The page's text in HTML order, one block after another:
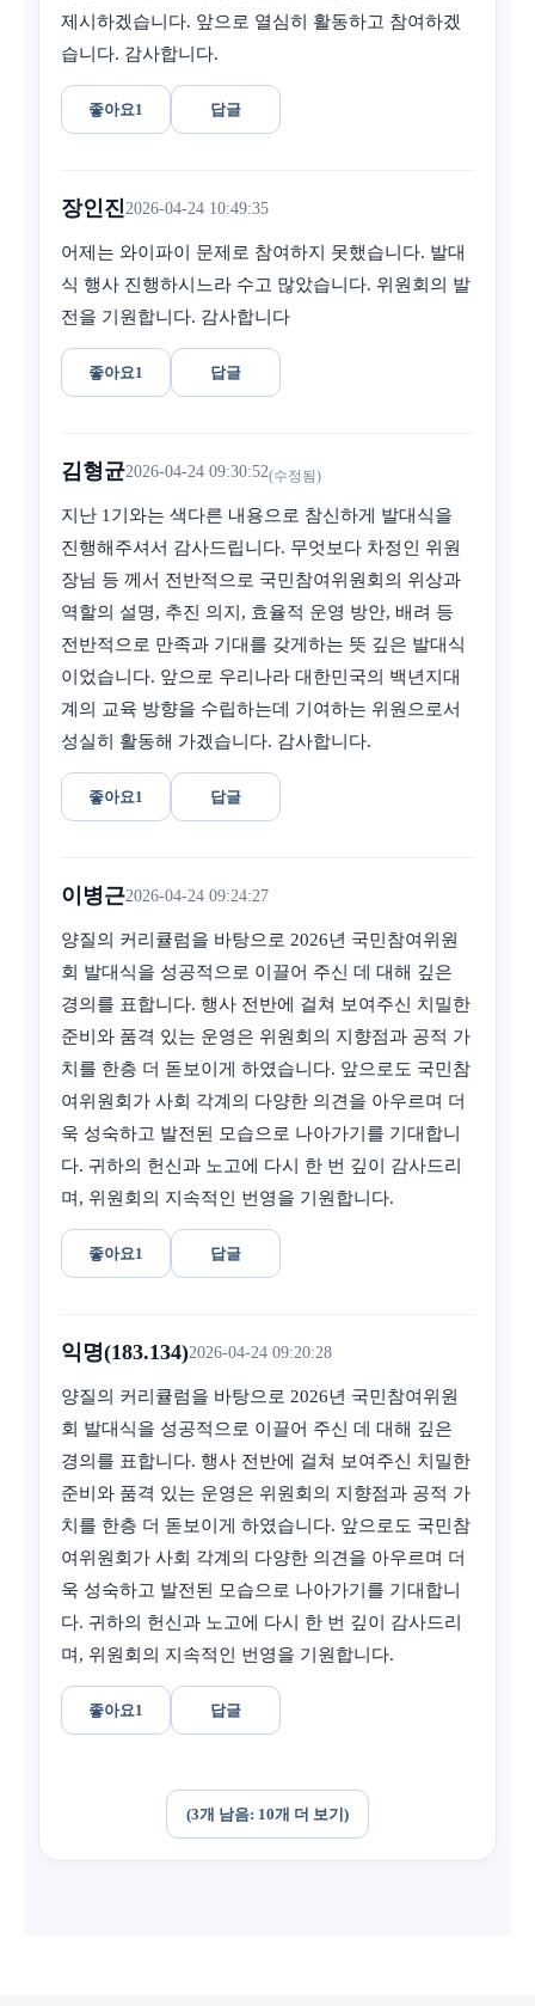
제시하겠습니다. 앞으로 열심히 활동하고 참여하겠
습니다. 감사합니다.
좋아요1 답글
장인진2026-04-24 10:49:35
어제는 와이파이 문제로 참여하지 못했습니다. 발대
식 행사 진행하시느라 수고 많았습니다. 위원회의 발
전을 기원합니다. 감사합니다
좋아요1 답글
김형균2026-04-24 09:30:52(수정됨)
지난 1기와는 색다른 내용으로 참신하게 발대식을
진행해주셔서 감사드립니다. 무엇보다 차정인 위원
장님 등 께서 전반적으로 국민참여위원회의 위상과
역할의 설명, 추진 의지, 효율적 운영 방안, 배려 등
전반적으로 만족과 기대를 갖게하는 뜻 깊은 발대식
이었습니다. 앞으로 우리나라 대한민국의 백년지대
계의 교육 방향을 수립하는데 기여하는 위원으로서
성실히 활동해 가겠습니다. 감사합니다.
좋아요1 답글
이병근2026-04-24 09:24:27
양질의 커리큘럼을 바탕으로 2026년 국민참여위원
회 발대식을 성공적으로 이끌어 주신 데 대해 깊은
경의를 표합니다. 행사 전반에 걸쳐 보여주신 치밀한
준비와 품격 있는 운영은 위원회의 지향점과 공적 가
치를 한층 더 돋보이게 하였습니다. 앞으로도 국민참
여위원회가 사회 각계의 다양한 의견을 아우르며 더
욱 성숙하고 발전된 모습으로 나아가기를 기대합니
다. 귀하의 헌신과 노고에 다시 한 번 깊이 감사드리
며, 위원회의 지속적인 번영을 기원합니다.
좋아요1 답글
익명(183.134)2026-04-24 09:20:28
양질의 커리큘럼을 바탕으로 2026년 국민참여위원
회 발대식을 성공적으로 이끌어 주신 데 대해 깊은
경의를 표합니다. 행사 전반에 걸쳐 보여주신 치밀한
준비와 품격 있는 운영은 위원회의 지향점과 공적 가
치를 한층 더 돋보이게 하였습니다. 앞으로도 국민참
여위원회가 사회 각계의 다양한 의견을 아우르며 더
욱 성숙하고 발전된 모습으로 나아가기를 기대합니
다. 귀하의 헌신과 노고에 다시 한 번 깊이 감사드리
며, 위원회의 지속적인 번영을 기원합니다.
좋아요1 답글
(3개 남음: 10개 더 보기)